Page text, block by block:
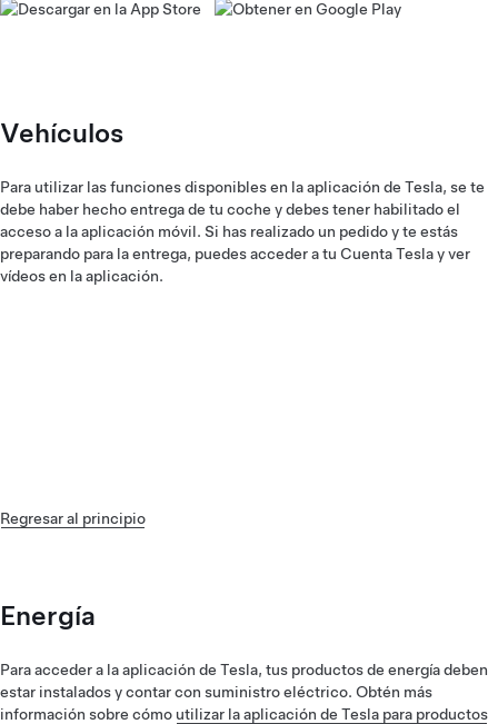
Vehículos
Para utilizar las funciones disponibles en la aplicación de Tesla, se te
debe haber hecho entrega de tu coche y debes tener habilitado el
acceso a la aplicación móvil. Si has realizado un pedido y te estás
preparando para la entrega, puedes acceder a tu Cuenta Tesla y ver
vídeos en la aplicación.
Regresar al principio
Energía
Para acceder a la aplicación de Tesla, tus productos de energía deben
estar instalados y contar con suministro eléctrico. Obtén más
información sobre cómo utilizar la aplicación de Tesla para productos